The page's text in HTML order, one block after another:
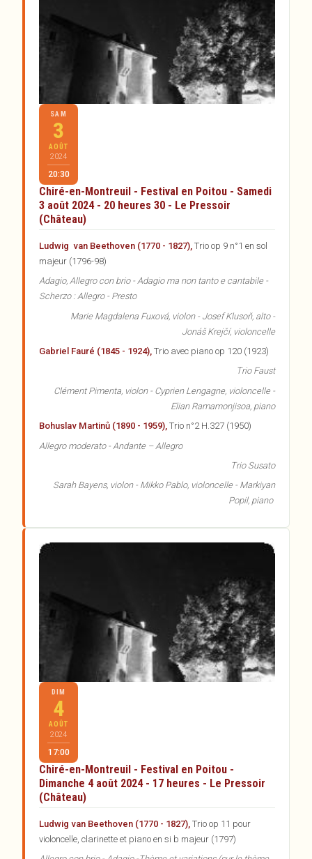
SAM
3
AOÛT
2024
20:30
Chiré-en-Montreuil - Festival en Poitou - Samedi
3 août 2024 - 20 heures 30 - Le Pressoir
(Château)
Ludwig van Beethoven (1770 - 1827), Trio op 9 n°1 en sol
majeur (1796-98)
Adagio, Allegro con brio - Adagio ma non tanto e cantabile -
Scherzo : Allegro - Presto
Marie Magdalena Fuxová, violon - Josef Klusoň, alto -
Jonáš Krejčí, violoncelle
Gabriel Fauré (1845 - 1924), Trio avec piano op 120 (1923)
Trio Faust
Clément Pimenta, violon - Cyprien Lengagne, violoncelle -
Elian Ramamonjisoa, piano
Bohuslav Martinů (1890 - 1959), Trio n°2 H.327 (1950)
Allegro moderato - Andante – Allegro
Trio Susato
Sarah Bayens, violon - Mikko Pablo, violoncelle - Markiyan
Popil, piano
DIM
4
AOÛT
2024
17:00
Chiré-en-Montreuil - Festival en Poitou -
Dimanche 4 août 2024 - 17 heures - Le Pressoir
(Château)
Ludwig van Beethoven (1770 - 1827), Trio op 11 pour
violoncelle, clarinette et piano en si b majeur (1797)